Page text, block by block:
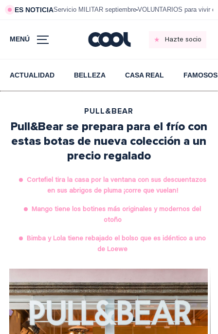
ES NOTICIAServicio MILITAR septiembre VOLUNTARIOS para vivir
MENÚ Hazte socio
ACTUALIDAD BELLEZA CASA REAL FAMOSOS
PULL&BEAR
Pull&Bear se prepara para el frío con
estas botas de nueva colección a un
precio regalado
Cortefiel tira la casa por la ventana con sus descuentazos
en sus abrigos de pluma ¡corre que vuelan!
Mango tiene los botines más originales y modernos del
otoño
Bimba y Lola tiene rebajado el bolso que es idéntico a uno
de Loewe